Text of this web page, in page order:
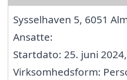
Sysselhaven 5, 6051
Ansatte:
Startdato: 25. juni 2024,
Virksomhedsform: